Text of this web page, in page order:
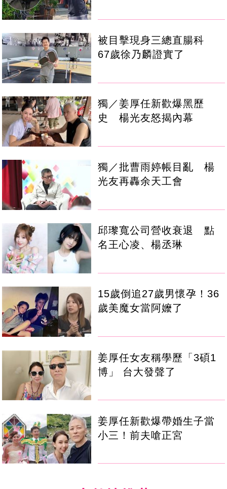
被目擊現身三總直腸科
67歲徐乃麟證實了
獨／姜厚任新歡爆黑歷
史 楊光友怒揭內幕
獨／批曹雨婷帳目亂 楊
光友再轟余天工會
邱瓈寬公司營收衰退 點
名王心凌、楊丞琳
15歲倒追27歲男懷孕！36
歲美魔女當阿嬤了
姜厚任女友稱學歷「3碩1
博」 台大發聲了
姜厚任新歡爆帶婚生子當
小三！前夫嗆正宮